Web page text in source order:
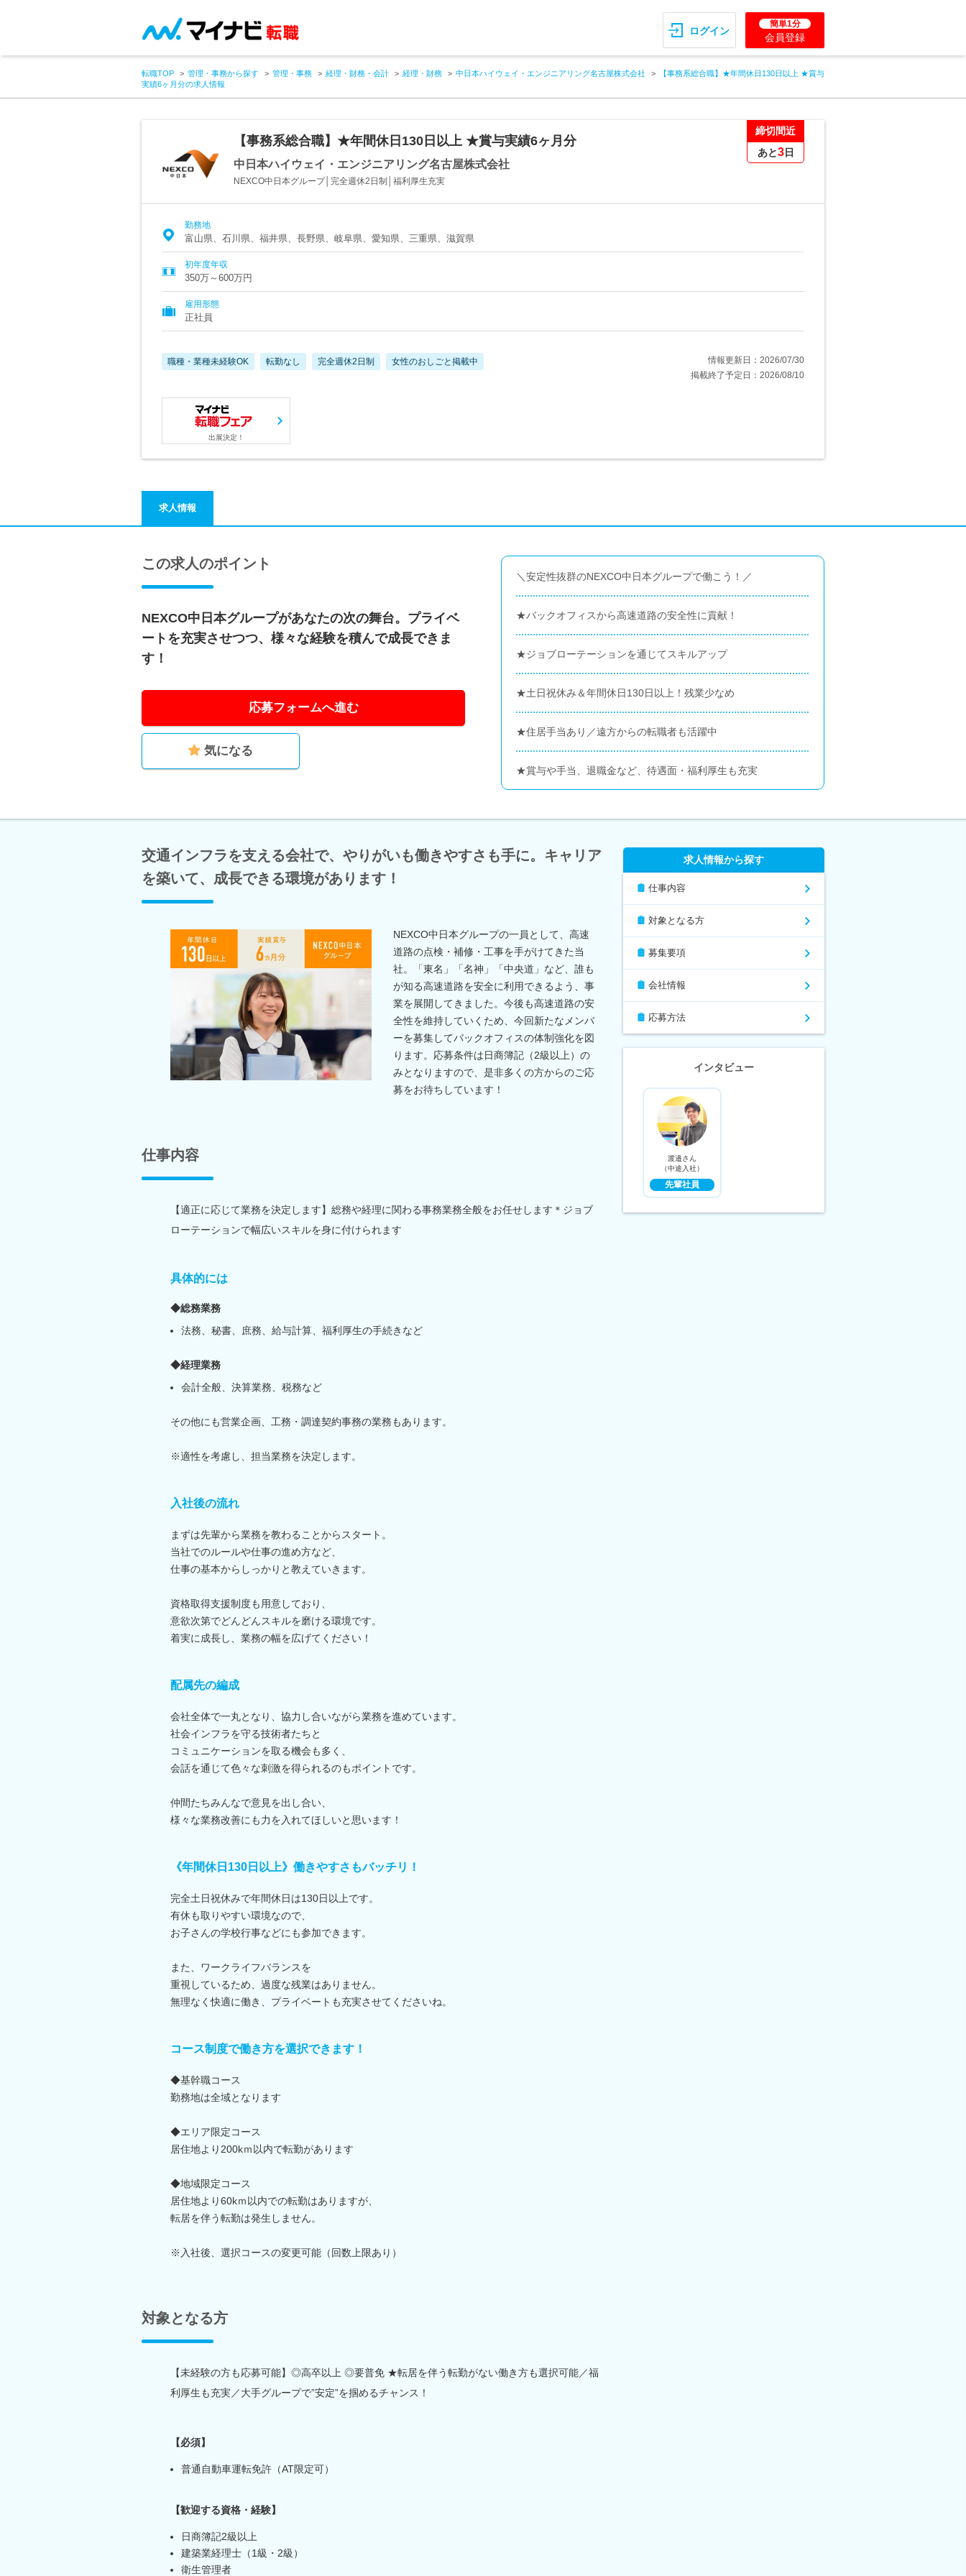
ログイン
簡単1分
会員登録
転職TOP 管理・事務から探す 管理・事務 経理・財務・会計 経理・財務 中日本ハイウェイ・エンジニアリング名古屋株式会社
【事務系総合職】★年間休日130日以上 ★賞与
実績6ヶ月分の求人情報
締切間近
あと3日
【事務系総合職】★年間休日130日以上 ★賞与実績6ヶ月分
中日本ハイウェイ・エンジニアリング名古屋株式会社
NEXCO中日本グループ│完全週休2日制│福利厚生充実
勤務地
富山県、石川県、福井県、長野県、岐阜県、愛知県、三重県、滋賀県
初年度年収
350万～600万円
雇用形態
正社員
職種・業種未経験OK 転勤なし 完全週休2日制 女性のおしごと掲載中
情報更新日：2026/07/30
掲載終了予定日：2026/08/10
出展決定！
求人情報
この求人のポイント
NEXCO中日本グループがあなたの次の舞台。プライベ
ートを充実させつつ、様々な経験を積んで成長できま
す！
応募フォームへ進む
気になる
＼安定性抜群のNEXCO中日本グループで働こう！／
★バックオフィスから高速道路の安全性に貢献！
★ジョブローテーションを通じてスキルアップ
★土日祝休み＆年間休日130日以上！残業少なめ
★住居手当あり／遠方からの転職者も活躍中
★賞与や手当、退職金など、待遇面・福利厚生も充実
交通インフラを支える会社で、やりがいも働きやすさも手に。キャリア
を築いて、成長できる環境があります！
NEXCO中日本グループの一員として、高速
道路の点検・補修・工事を手がけてきた当
社。「東名」「名神」「中央道」など、誰も
が知る高速道路を安全に利用できるよう、事
業を展開してきました。今後も高速道路の安
全性を維持していくため、今回新たなメンバ
ーを募集してバックオフィスの体制強化を図
ります。応募条件は日商簿記（2級以上）の
みとなりますので、是非多くの方からのご応
募をお待ちしています！
仕事内容
【適正に応じて業務を決定します】総務や経理に関わる事務業務全般をお任せします＊ジョブ
ローテーションで幅広いスキルを身に付けられます
具体的には
◆総務業務
法務、秘書、庶務、給与計算、福利厚生の手続きなど
◆経理業務
会計全般、決算業務、税務など
その他にも営業企画、工務・調達契約事務の業務もあります。
※適性を考慮し、担当業務を決定します。
入社後の流れ
まずは先輩から業務を教わることからスタート。
当社でのルールや仕事の進め方など、
仕事の基本からしっかりと教えていきます。
資格取得支援制度も用意しており、
意欲次第でどんどんスキルを磨ける環境です。
着実に成長し、業務の幅を広げてください！
配属先の編成
会社全体で一丸となり、協力し合いながら業務を進めています。
社会インフラを守る技術者たちと
コミュニケーションを取る機会も多く、
会話を通じて色々な刺激を得られるのもポイントです。
仲間たちみんなで意見を出し合い、
様々な業務改善にも力を入れてほしいと思います！
《年間休日130日以上》働きやすさもバッチリ！
完全土日祝休みで年間休日は130日以上です。
有休も取りやすい環境なので、
お子さんの学校行事などにも参加できます。
また、ワークライフバランスを
重視しているため、過度な残業はありません。
無理なく快適に働き、プライベートも充実させてくださいね。
コース制度で働き方を選択できます！
◆基幹職コース
勤務地は全域となります
◆エリア限定コース
居住地より200kｍ以内で転勤があります
◆地域限定コース
居住地より60kｍ以内での転勤はありますが、
転居を伴う転勤は発生しません。
※入社後、選択コースの変更可能（回数上限あり）
対象となる方
【未経験の方も応募可能】◎高卒以上 ◎要普免 ★転居を伴う転勤がない働き方も選択可能／福
利厚生も充実／大手グループで”安定”を掴めるチャンス！
【必須】
普通自動車運転免許（AT限定可）
【歓迎する資格・経験】
日商簿記2級以上
建築業経理士（1級・2級）
衛生管理者
求人情報から探す
仕事内容
対象となる方
募集要項
会社情報
応募方法
インタビュー
渡邉さん
（中途入社）
先輩社員